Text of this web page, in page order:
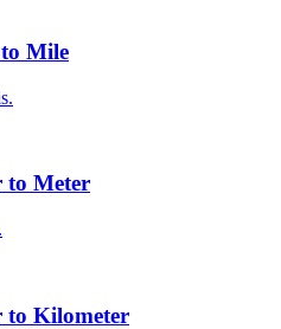
Mile
to Meter
to Kilometer